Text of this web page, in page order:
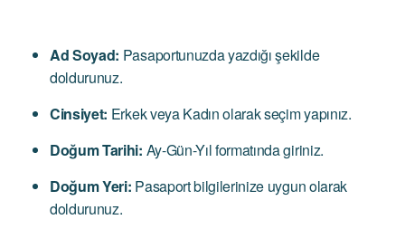
Ad Soyad: Pasaportunuzda yazdığı şekilde
doldurunuz.
Cinsiyet: Erkek veya Kadın olarak seçim yapınız.
Doğum Tarihi: Ay-Gün-Yıl formatında giriniz.
Doğum Yeri: Pasaport bilgilerinize uygun olarak
doldurunuz.